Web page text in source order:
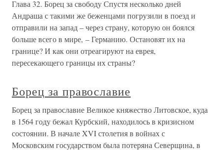
Глава 32. Борец за свободу Спустя несколько дней
Андраша с такими же беженцами погрузили в поезд и
отправили на запад – через страну, которую он боялся
больше всего в мире, – Германию. Остановят их на
границе? И как они отреагируют на еврея,
пересекающего границы их страны?
Борец за православие
Борец за православие Великое княжество Литовское, куда
в 1564 году бежал Курбский, находилось в кризисном
состоянии. В начале XVI столетия в войнах с
Московским государством была потеряна Северщина, в